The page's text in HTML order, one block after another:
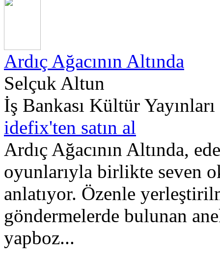
Ardıç Ağacının Altında
Selçuk Altun
İş Bankası Kültür Yayınları
idefix'ten satın al
Ardıç Ağacının Altında,
oyunlarıyla birlikte seven
anlatıyor. Özenle
göndermelerde bulunan
yapboz...